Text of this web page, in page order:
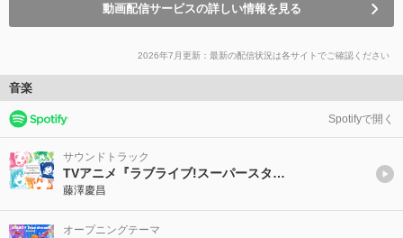
動画配信サービスの詳しい情報を見る
2026年7月更新：最新の配信状況は各サイトでご確認ください
音楽
Spotifyで開く
サウンドトラック
TVアニメ『ラブライブ!スーパースター!!』オリジナルサウンドトラック「Dreams of the Superstar」 (Instrumental Edition)
藤澤慶昌
オープニングテーマ